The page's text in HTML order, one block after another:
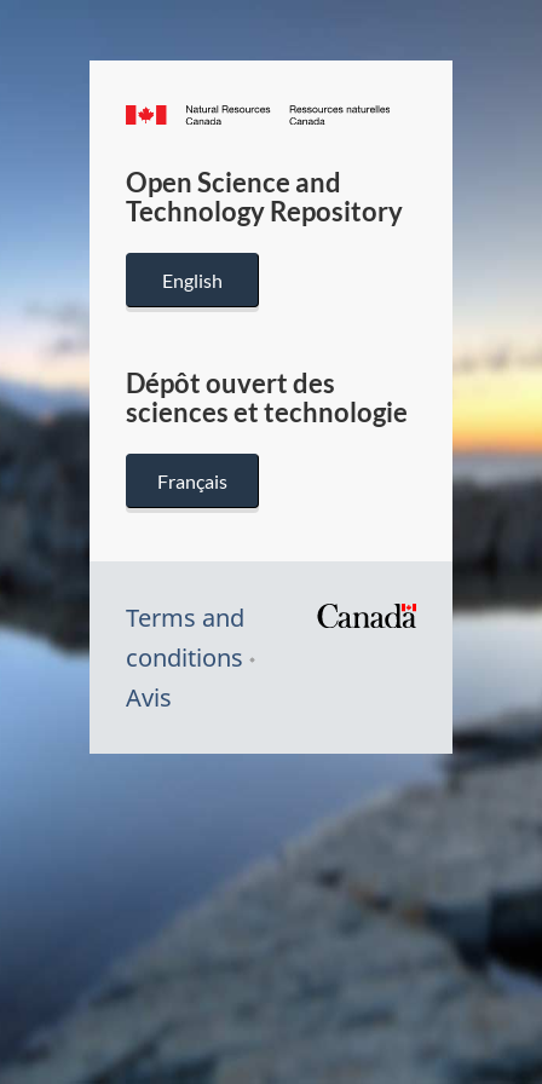
Canada.ca
/
Canada
Open Science and
Technology Repository
English
Dépôt ouvert des
sciences et technologie
Français
Terms and
conditions
Avis
du